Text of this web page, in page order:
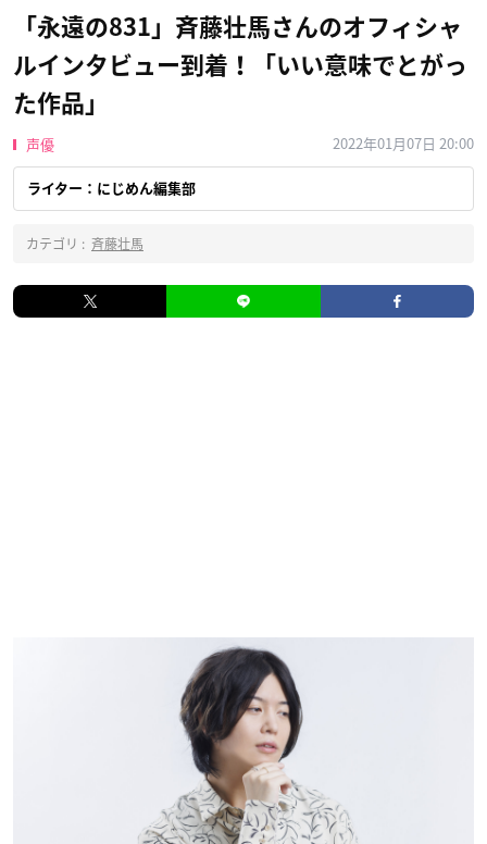
「永遠の831」斉藤壮馬さんのオフィシャ
ルインタビュー到着！「いい意味でとがっ
た作品」
声優 2022年01月07日 20:00
ライター：にじめん編集部
カテゴリ : 斉藤壮馬